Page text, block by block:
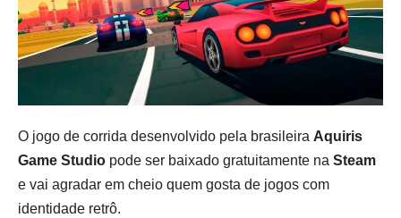
O jogo de corrida desenvolvido pela brasileira Aquiris
Game Studio pode ser baixado gratuitamente na Steam
e vai agradar em cheio quem gosta de jogos com
identidade retrô.